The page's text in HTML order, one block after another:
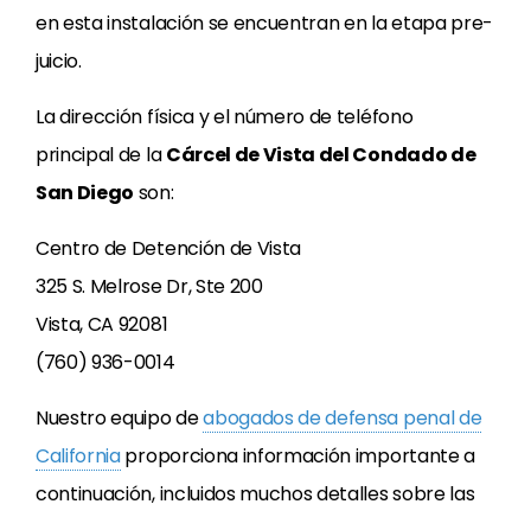
en esta instalación se encuentran en la etapa pre-
juicio.
La dirección física y el número de teléfono
principal de laCárcel de Vista del Condado de
San Diego son:
Centro de Detención de Vista
325 S. Melrose Dr, Ste 200
Vista, CA 92081
(760) 936-0014
Nuestro equipo deabogados de defensa penal de
Californiaproporciona información importante a
continuación, incluidos muchos detalles sobre las